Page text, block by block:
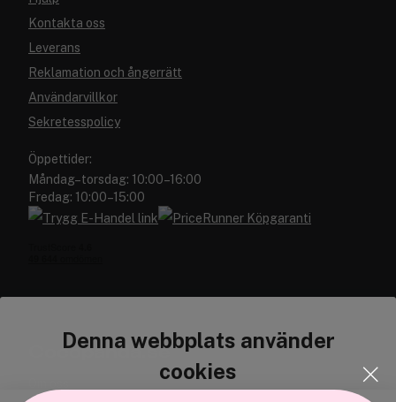
Denna webbplats använder
cookies
Kontakta oss
Leverans
Reklamation och ångerrätt
Användarvillkor
Sekretesspolicy
Öppettider:
Måndag–torsdag: 10:00–16:00
Fredag: 10:00–15:00
Cocopanda.se